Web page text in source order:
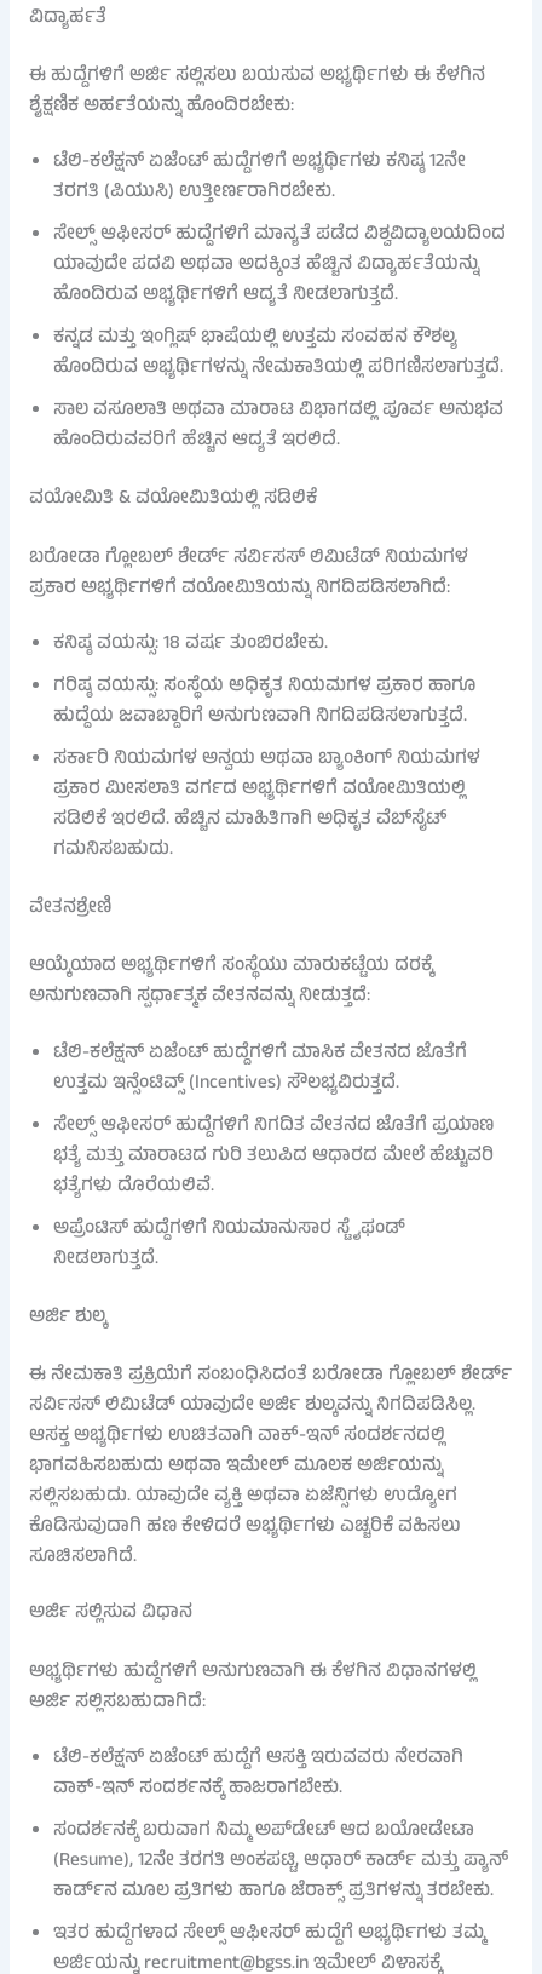
ವಿದ್ಯಾರ್ಹತೆ
ಈ ಹುದ್ದೆಗಳಿಗೆ ಅರ್ಜಿ ಸಲ್ಲಿಸಲು ಬಯಸುವ ಅಭ್ಯರ್ಥಿಗಳು ಈ ಕೆಳಗಿನ
ಶೈಕ್ಷಣಿಕ ಅರ್ಹತೆಯನ್ನು ಹೊಂದಿರಬೇಕು:
ಟೆಲಿ-ಕಲೆಕ್ಷನ್ ಏಜೆಂಟ್ ಹುದ್ದೆಗಳಿಗೆ ಅಭ್ಯರ್ಥಿಗಳು ಕನಿಷ್ಠ 12ನೇ
ತರಗತಿ (ಪಿಯುಸಿ) ಉತ್ತೀರ್ಣರಾಗಿರಬೇಕು.
ಸೇಲ್ಸ್ ಆಫೀಸರ್ ಹುದ್ದೆಗಳಿಗೆ ಮಾನ್ಯತೆ ಪಡೆದ ವಿಶ್ವವಿದ್ಯಾಲಯದಿಂದ
ಯಾವುದೇ ಪದವಿ ಅಥವಾ ಅದಕ್ಕಿಂತ ಹೆಚ್ಚಿನ ವಿದ್ಯಾರ್ಹತೆಯನ್ನು
ಹೊಂದಿರುವ ಅಭ್ಯರ್ಥಿಗಳಿಗೆ ಆದ್ಯತೆ ನೀಡಲಾಗುತ್ತದೆ.
ಕನ್ನಡ ಮತ್ತು ಇಂಗ್ಲಿಷ್ ಭಾಷೆಯಲ್ಲಿ ಉತ್ತಮ ಸಂವಹನ ಕೌಶಲ್ಯ
ಹೊಂದಿರುವ ಅಭ್ಯರ್ಥಿಗಳನ್ನು ನೇಮಕಾತಿಯಲ್ಲಿ ಪರಿಗಣಿಸಲಾಗುತ್ತದೆ.
ಸಾಲ ವಸೂಲಾತಿ ಅಥವಾ ಮಾರಾಟ ವಿಭಾಗದಲ್ಲಿ ಪೂರ್ವ ಅನುಭವ
ಹೊಂದಿರುವವರಿಗೆ ಹೆಚ್ಚಿನ ಆದ್ಯತೆ ಇರಲಿದೆ.
ವಯೋಮಿತಿ & ವಯೋಮಿತಿಯಲ್ಲಿ ಸಡಿಲಿಕೆ
ಬರೋಡಾ ಗ್ಲೋಬಲ್ ಶೇರ್ಡ್ ಸರ್ವಿಸಸ್ ಲಿಮಿಟೆಡ್ ನಿಯಮಗಳ
ಪ್ರಕಾರ ಅಭ್ಯರ್ಥಿಗಳಿಗೆ ವಯೋಮಿತಿಯನ್ನು ನಿಗದಿಪಡಿಸಲಾಗಿದೆ:
ಕನಿಷ್ಠ ವಯಸ್ಸು: 18 ವರ್ಷ ತುಂಬಿರಬೇಕು.
ಗರಿಷ್ಠ ವಯಸ್ಸು: ಸಂಸ್ಥೆಯ ಅಧಿಕೃತ ನಿಯಮಗಳ ಪ್ರಕಾರ ಹಾಗೂ
ಹುದ್ದೆಯ ಜವಾಬ್ದಾರಿಗೆ ಅನುಗುಣವಾಗಿ ನಿಗದಿಪಡಿಸಲಾಗುತ್ತದೆ.
ಸರ್ಕಾರಿ ನಿಯಮಗಳ ಅನ್ವಯ ಅಥವಾ ಬ್ಯಾಂಕಿಂಗ್ ನಿಯಮಗಳ
ಪ್ರಕಾರ ಮೀಸಲಾತಿ ವರ್ಗದ ಅಭ್ಯರ್ಥಿಗಳಿಗೆ ವಯೋಮಿತಿಯಲ್ಲಿ
ಸಡಿಲಿಕೆ ಇರಲಿದೆ. ಹೆಚ್ಚಿನ ಮಾಹಿತಿಗಾಗಿ ಅಧಿಕೃತ ವೆಬ್‌ಸೈಟ್
ಗಮನಿಸಬಹುದು.
ವೇತನಶ್ರೇಣಿ
ಆಯ್ಕೆಯಾದ ಅಭ್ಯರ್ಥಿಗಳಿಗೆ ಸಂಸ್ಥೆಯು ಮಾರುಕಟ್ಟೆಯ ದರಕ್ಕೆ
ಅನುಗುಣವಾಗಿ ಸ್ಪರ್ಧಾತ್ಮಕ ವೇತನವನ್ನು ನೀಡುತ್ತದೆ:
ಟೆಲಿ-ಕಲೆಕ್ಷನ್ ಏಜೆಂಟ್ ಹುದ್ದೆಗಳಿಗೆ ಮಾಸಿಕ ವೇತನದ ಜೊತೆಗೆ
ಉತ್ತಮ ಇನ್ಸೆಂಟಿವ್ಸ್ (Incentives) ಸೌಲಭ್ಯವಿರುತ್ತದೆ.
ಸೇಲ್ಸ್ ಆಫೀಸರ್ ಹುದ್ದೆಗಳಿಗೆ ನಿಗದಿತ ವೇತನದ ಜೊತೆಗೆ ಪ್ರಯಾಣ
ಭತ್ಯೆ ಮತ್ತು ಮಾರಾಟದ ಗುರಿ ತಲುಪಿದ ಆಧಾರದ ಮೇಲೆ ಹೆಚ್ಚುವರಿ
ಭತ್ಯೆಗಳು ದೊರೆಯಲಿವೆ.
ಅಪ್ರೆಂಟಿಸ್ ಹುದ್ದೆಗಳಿಗೆ ನಿಯಮಾನುಸಾರ ಸ್ಟೈಫಂಡ್
ನೀಡಲಾಗುತ್ತದೆ.
ಅರ್ಜಿ ಶುಲ್ಕ
ಈ ನೇಮಕಾತಿ ಪ್ರಕ್ರಿಯೆಗೆ ಸಂಬಂಧಿಸಿದಂತೆ ಬರೋಡಾ ಗ್ಲೋಬಲ್ ಶೇರ್ಡ್
ಸರ್ವಿಸಸ್ ಲಿಮಿಟೆಡ್ ಯಾವುದೇ ಅರ್ಜಿ ಶುಲ್ಕವನ್ನು ನಿಗದಿಪಡಿಸಿಲ್ಲ.
ಆಸಕ್ತ ಅಭ್ಯರ್ಥಿಗಳು ಉಚಿತವಾಗಿ ವಾಕ್-ಇನ್ ಸಂದರ್ಶನದಲ್ಲಿ
ಭಾಗವಹಿಸಬಹುದು ಅಥವಾ ಇಮೇಲ್ ಮೂಲಕ ಅರ್ಜಿಯನ್ನು
ಸಲ್ಲಿಸಬಹುದು. ಯಾವುದೇ ವ್ಯಕ್ತಿ ಅಥವಾ ಏಜೆನ್ಸಿಗಳು ಉದ್ಯೋಗ
ಕೊಡಿಸುವುದಾಗಿ ಹಣ ಕೇಳಿದರೆ ಅಭ್ಯರ್ಥಿಗಳು ಎಚ್ಚರಿಕೆ ವಹಿಸಲು
ಸೂಚಿಸಲಾಗಿದೆ.
ಅರ್ಜಿ ಸಲ್ಲಿಸುವ ವಿಧಾನ
ಅಭ್ಯರ್ಥಿಗಳು ಹುದ್ದೆಗಳಿಗೆ ಅನುಗುಣವಾಗಿ ಈ ಕೆಳಗಿನ ವಿಧಾನಗಳಲ್ಲಿ
ಅರ್ಜಿ ಸಲ್ಲಿಸಬಹುದಾಗಿದೆ:
ಟೆಲಿ-ಕಲೆಕ್ಷನ್ ಏಜೆಂಟ್ ಹುದ್ದೆಗೆ ಆಸಕ್ತಿ ಇರುವವರು ನೇರವಾಗಿ
ವಾಕ್-ಇನ್ ಸಂದರ್ಶನಕ್ಕೆ ಹಾಜರಾಗಬೇಕು.
ಸಂದರ್ಶನಕ್ಕೆ ಬರುವಾಗ ನಿಮ್ಮ ಅಪ್‌ಡೇಟ್ ಆದ ಬಯೋಡೇಟಾ
(Resume), 12ನೇ ತರಗತಿ ಅಂಕಪಟ್ಟಿ, ಆಧಾರ್ ಕಾರ್ಡ್ ಮತ್ತು ಪ್ಯಾನ್
ಕಾರ್ಡ್‌ನ ಮೂಲ ಪ್ರತಿಗಳು ಹಾಗೂ ಜೆರಾಕ್ಸ್ ಪ್ರತಿಗಳನ್ನು ತರಬೇಕು.
ಇತರ ಹುದ್ದೆಗಳಾದ ಸೇಲ್ಸ್ ಆಫೀಸರ್ ಹುದ್ದೆಗೆ ಅಭ್ಯರ್ಥಿಗಳು ತಮ್ಮ
ಅರ್ಜಿಯನ್ನು recruitment@bgss.in ಇಮೇಲ್ ವಿಳಾಸಕ್ಕೆ